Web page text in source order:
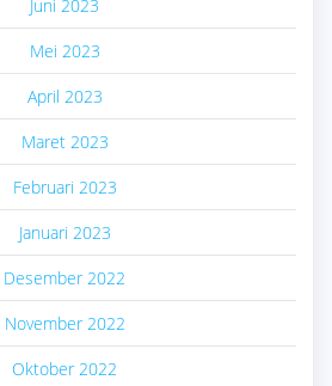
Juni 2023
Mei 2023
April 2023
Maret 2023
Februari 2023
Januari 2023
Desember 2022
November 2022
Oktober 2022